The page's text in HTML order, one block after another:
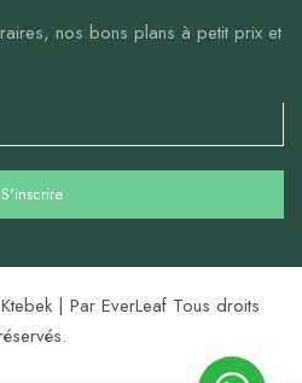
nos bons plans à petit prix et
| Par EverLeaf Tous droits